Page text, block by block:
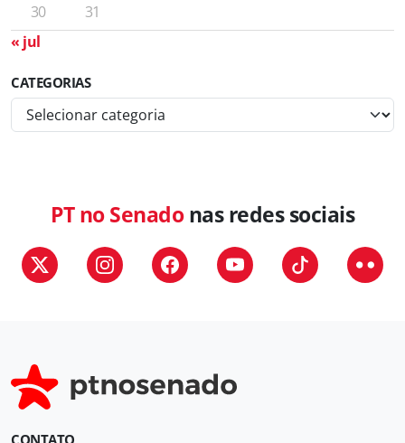
30
31
« jul
CATEGORIAS
a
PT no Senadonas redes sociais
CONTATO